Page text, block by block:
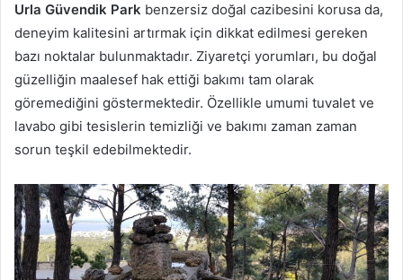
Urla Güvendik Park benzersiz doğal cazibesini korusa da,
deneyim kalitesini artırmak için dikkat edilmesi gereken
bazı noktalar bulunmaktadır. Ziyaretçi yorumları, bu doğal
güzelliğin maalesef hak ettiği bakımı tam olarak
göremediğini göstermektedir. Özellikle umumi tuvalet ve
lavabo gibi tesislerin temizliği ve bakımı zaman zaman
sorun teşkil edebilmektedir.